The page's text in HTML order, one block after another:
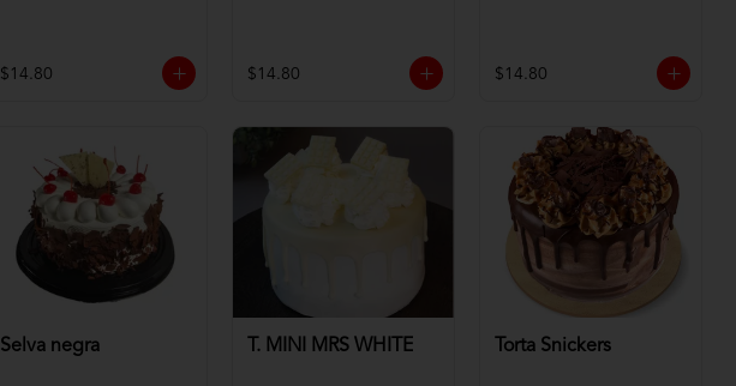
$14.80 $14.80 $14.80
Selva negra T. MINI MRS WHITE Torta Snickers